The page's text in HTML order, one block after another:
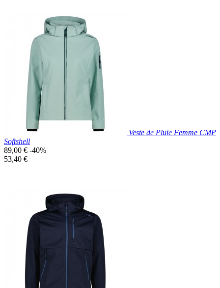
Prix réduit
Aperçu rapide
Veste de Pluie Femme CMP
Softshell
Prix
de
89,00 € -40%
Prix
53,40 €
Prix réduit
Aperçu rapide